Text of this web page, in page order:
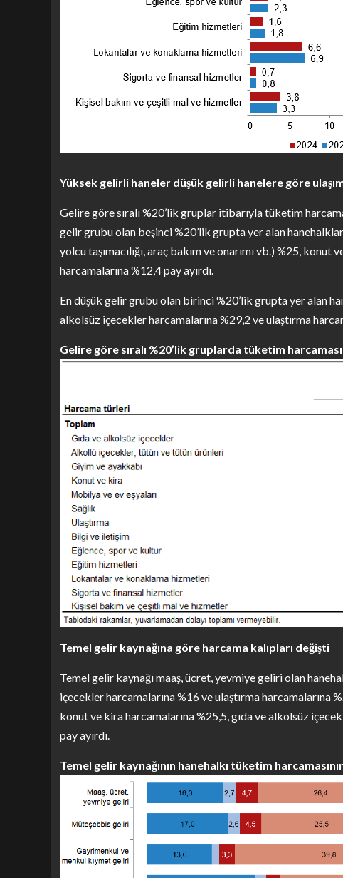
Yüksek gelirli haneler düşük gelirli hanelere göre
Gelire göre sıralı %20’lik gruplar itibarıyla tüketim
gelir grubu olan beşinci %20’lik grupta yer alan
yolcu taşımacılığı, araç bakım ve onarımı vb.) %25,
harcamalarına %12,4 pay ayırdı.
En düşük gelir grubu olan birinci %20’lik grupta yer alan
alkolsüz içecekler harcamalarına %29,2 ve ulaştırma
Gelire göre sıralı %20’lik gruplarda tüketim
Temel gelir kaynağına göre harcama kalıpları değişti
Temel gelir kaynağı maaş, ücret, yevmiye geliri olan
içecekler harcamalarına %16 ve ulaştırma harcamalarına
konut ve kira harcamalarına %25,5, gıda ve alkolsüz
pay ayırdı.
Temel gelir kaynağının hanehalkı tüketim